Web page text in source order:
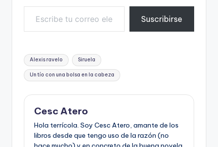
Escribe tu correo electrónico…
Suscribirse
Etiquetas:
Alexis ravelo Siruela
Un tío con una bolsa en la cabeza
Cesc Atero
Hola terrícola. Soy Cesc Atero, amante de los
libros desde que tengo uso de la razón (no